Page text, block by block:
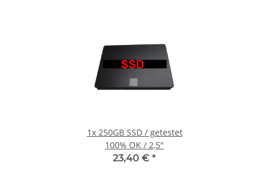
1x 250GB SSD / getestet
100% OK / 2,5"
23,40 € *